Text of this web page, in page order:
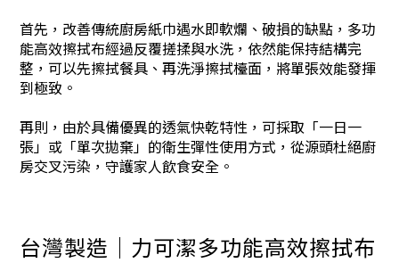
首先，改善傳統廚房紙巾遇水即軟爛、破損的缺點，多功
能高效擦拭布經過反覆搓揉與水洗，依然能保持結構完
整，可以先擦拭餐具、再洗淨擦拭檯面，將單張效能發揮
到極致。
再則，由於具備優異的透氣快乾特性，可採取「一日一
張」或「單次拋棄」的衛生彈性使用方式，從源頭杜絕廚
房交叉污染，守護家人飲食安全。
台灣製造｜力可潔多功能高效擦拭布